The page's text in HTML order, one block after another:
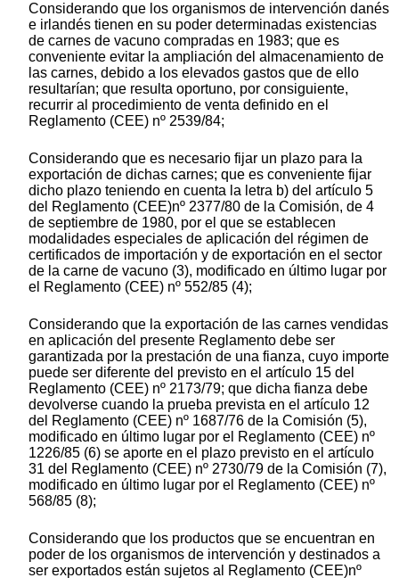
Considerando que los organismos de intervención danés
e irlandés tienen en su poder determinadas existencias
de carnes de vacuno compradas en 1983; que es
conveniente evitar la ampliación del almacenamiento de
las carnes, debido a los elevados gastos que de ello
resultarían; que resulta oportuno, por consiguiente,
recurrir al procedimiento de venta definido en el
Reglamento (CEE) nº 2539/84;
Considerando que es necesario fijar un plazo para la
exportación de dichas carnes; que es conveniente fijar
dicho plazo teniendo en cuenta la letra b) del artículo 5
del Reglamento (CEE)nº 2377/80 de la Comisión, de 4
de septiembre de 1980, por el que se establecen
modalidades especiales de aplicación del régimen de
certificados de importación y de exportación en el sector
de la carne de vacuno (3), modificado en último lugar por
el Reglamento (CEE) nº 552/85 (4);
Considerando que la exportación de las carnes vendidas
en aplicación del presente Reglamento debe ser
garantizada por la prestación de una fianza, cuyo importe
puede ser diferente del previsto en el artículo 15 del
Reglamento (CEE) nº 2173/79; que dicha fianza debe
devolverse cuando la prueba prevista en el artículo 12
del Reglamento (CEE) nº 1687/76 de la Comisión (5),
modificado en último lugar por el Reglamento (CEE) nº
1226/85 (6) se aporte en el plazo previsto en el artículo
31 del Reglamento (CEE) nº 2730/79 de la Comisión (7),
modificado en último lugar por el Reglamento (CEE) nº
568/85 (8);
Considerando que los productos que se encuentran en
poder de los organismos de intervención y destinados a
ser exportados están sujetos al Reglamento (CEE)nº